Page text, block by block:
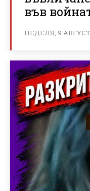
във
НЕДЕЛЯ, 9 АВГУСТ